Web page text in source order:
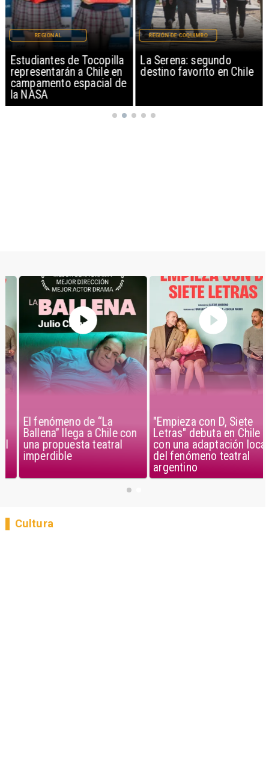
Estudiantes de Tocopilla
representarán a Chile en
campamento espacial de
la NASA
REGIONAL
La Serena: segundo
destino favorito en Chile
REGIÓN DE COQUIMBO
El fenómeno de “La
Ballena” llega a Chile con
una propuesta teatral
imperdible
"Empieza con D, Siete
Letras" debuta en Chile
con una adaptación local
del fenómeno teatral
argentino
Cultura